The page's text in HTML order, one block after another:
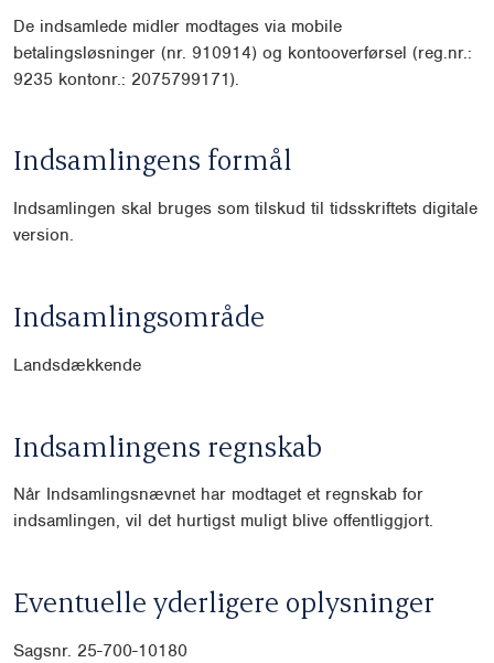
De indsamlede midler modtages via mobile
betalingsløsninger (nr. 910914) og kontooverførsel (reg.nr.:
9235 kontonr.: 2075799171).
Indsamlingens formål
Indsamlingen skal bruges som tilskud til tidsskriftets digitale
version.
Indsamlingsområde
Landsdækkende
Indsamlingens regnskab
Når Indsamlingsnævnet har modtaget et regnskab for
indsamlingen, vil det hurtigst muligt blive offentliggjort.
Eventuelle yderligere oplysninger
Sagsnr. 25-700-10180